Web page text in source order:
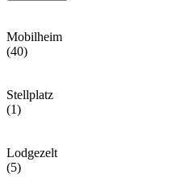
Mobilheim
(40)
Stellplatz
(1)
Lodgezelt
(5)